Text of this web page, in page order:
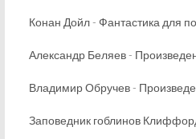
Конан Дойл - Фантастика для
Александр Беляев -
Владимир Обручев -
Заповедник гоблинов